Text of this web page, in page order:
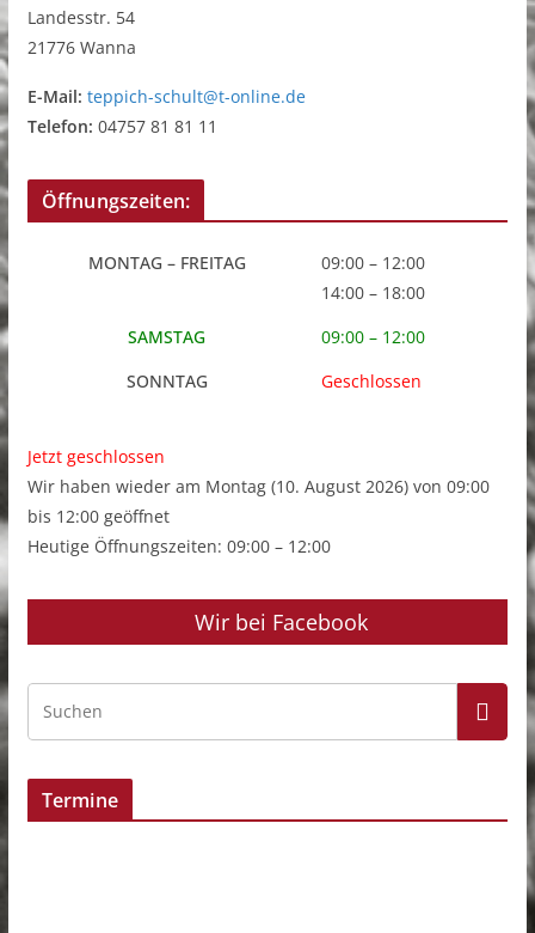
Landesstr. 54
21776 Wanna
E-Mail: teppich-schult@t-online.de
Telefon: 04757 81 81 11
Öffnungszeiten:
MONTAG – FREITAG
09:00 – 12:00
14:00 – 18:00
SAMSTAG
09:00 – 12:00
SONNTAG
Geschlossen
Jetzt geschlossen
Wir haben wieder am Montag (10. August 2026) von 09:00
bis 12:00 geöffnet
Heutige Öffnungszeiten: 09:00 – 12:00
Wir bei Facebook
Termine